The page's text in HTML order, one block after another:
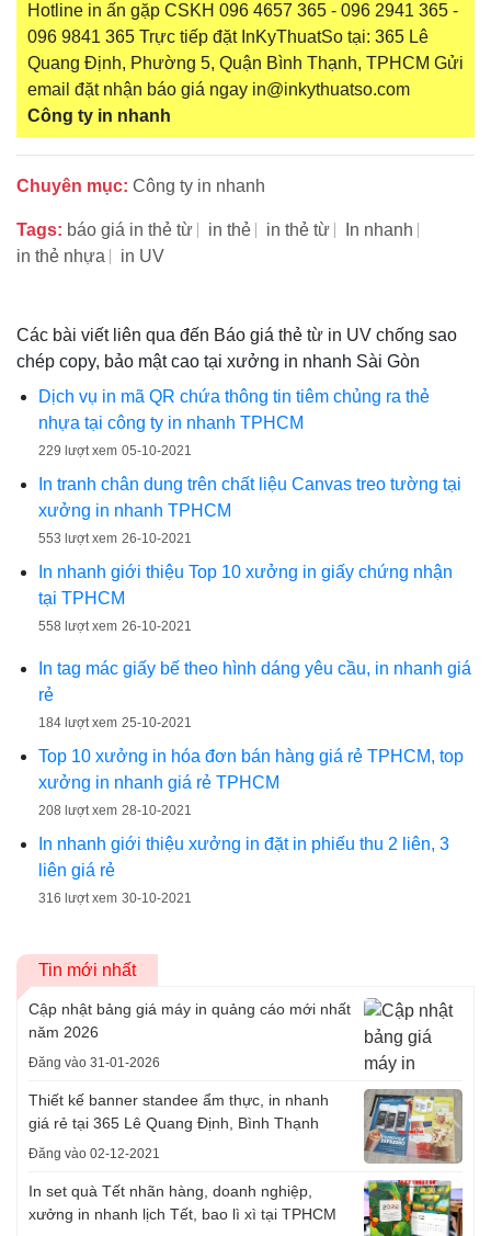
Hotline in ấn gặp CSKH 096 4657 365 - 096 2941 365 -
096 9841 365 Trực tiếp đặt InKyThuatSo tại: 365 Lê
Quang Định, Phường 5, Quận Bình Thạnh, TPHCM Gửi
email đặt nhận báo giá ngay in@inkythuatso.com
Công ty in nhanh
Chuyên mục: Công ty in nhanh
Tags: báo giá in thẻ từ in thẻ in thẻ từ
In nhanh
in thẻ nhựa
in UV
Các bài viết liên qua đến Báo giá thẻ từ in UV chống sao
chép copy, bảo mật cao tại xưởng in nhanh Sài Gòn
Dịch vụ in mã QR chứa thông tin tiêm chủng ra thẻ
nhựa tại công ty in nhanh TPHCM
229 lượt xem 05-10-2021
In tranh chân dung trên chất liệu Canvas treo tường tại
xưởng in nhanh TPHCM
553 lượt xem 26-10-2021
In nhanh giới thiệu Top 10 xưởng in giấy chứng nhận
tại TPHCM
558 lượt xem 26-10-2021
In tag mác giấy bế theo hình dáng yêu cầu, in nhanh giá
rẻ
184 lượt xem 25-10-2021
Top 10 xưởng in hóa đơn bán hàng giá rẻ TPHCM, top
xưởng in nhanh giá rẻ TPHCM
208 lượt xem 28-10-2021
In nhanh giới thiệu xưởng in đặt in phiếu thu 2 liên, 3
liên giá rẻ
316 lượt xem 30-10-2021
Tin mới nhất
Cập nhật bảng giá máy in quảng cáo mới nhất
năm 2026
Đăng vào 31-01-2026
Thiết kế banner standee ẩm thực, in nhanh
giá rẻ tại 365 Lê Quang Định, Bình Thạnh
Đăng vào 02-12-2021
In set quà Tết nhãn hàng, doanh nghiệp,
xưởng in nhanh lịch Tết, bao lì xì tại TPHCM